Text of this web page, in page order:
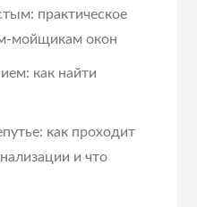
практическое
мойщикам окон
как найти
как проходит
и что